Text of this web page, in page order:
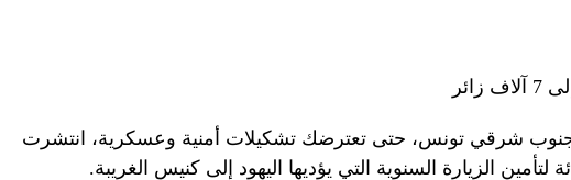
شرقي تونس، حتى تعترضك تشكيلات أمنية وعسكرية، انتشرت
الزيارة السنوية التي يؤديها اليهود إلى كنيس الغريبة.